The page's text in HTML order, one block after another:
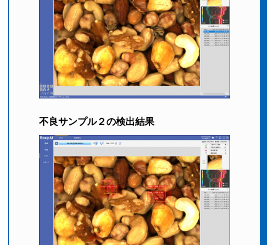
不良サンプル２の検出結果